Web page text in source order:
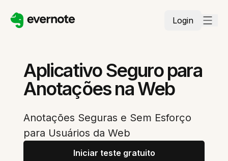
Login
Aplicativo Seguro para
Anotações na Web
Anotações Seguras e Sem Esforço
para Usuários da Web
Iniciar teste gratuito